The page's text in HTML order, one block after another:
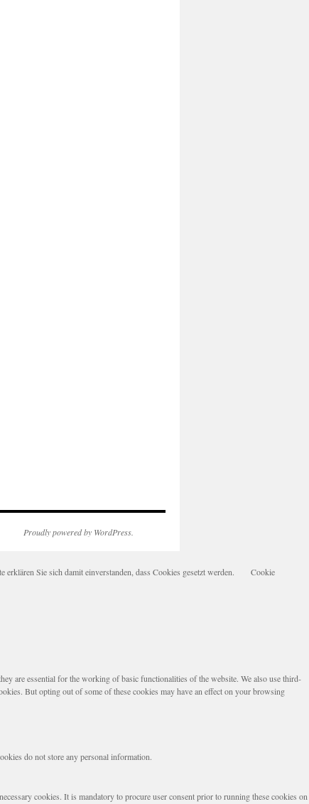
Proudly powered by WordPress.
Sie sich damit einverstanden, dass Cookies gesetzt werden.
Cookie
are essential for the working of basic functionalities of the website. We also use third-
But opting out of some of these cookies may have an effect on your browsing
do not store any personal information.
cookies. It is mandatory to procure user consent prior to running these cookies on